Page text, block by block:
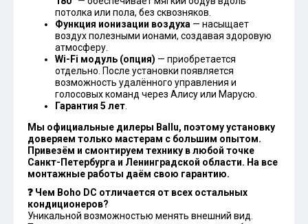
потолка или пола, без сквозняков.
Функция ионизации воздуха — насыщает
воздух полезными ионами, создавая здоровую
атмосферу.
Wi-Fi модуль (опция) — приобретается
отдельно. После установки появляется
возможность удалённого управления и
голосовых команд через Алису или Марусю.
Гарантия 5 лет
Мы официальные дилеры Ballu, поэтому установку
доверяем только мастерам с большим опытом.
Привезём и смонтируем технику в любой точке
Санкт-Петербурга и Ленинградской области. На все
монтажные работы даём свою гарантию.
❓ Чем Boho DC отличается от всех остальных
кондиционеров?
Уникальной возможностью менять внешний вид.